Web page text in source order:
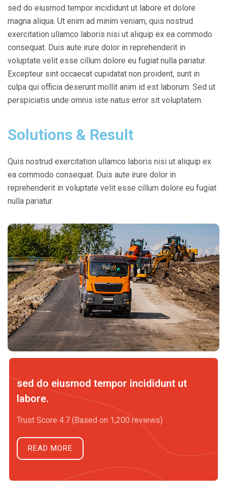
sed do eiusmod tempor incididunt ut labore et dolore
magna aliqua. Ut enim ad minim veniam, quis nostrud
exercitation ullamco laboris nisi ut aliquip ex ea commodo
consequat. Duis aute irure dolor in reprehenderit in
voluptate velit esse cillum dolore eu fugiat nulla pariatur.
Excepteur sint occaecat cupidatat non proident, sunt in
culpa qui officia deserunt mollit anim id est laborum. Sed ut
perspiciatis unde omnis iste natus error sit voluptatem.
Solutions & Result
Quis nostrud exercitation ullamco laboris nisi ut aliquip ex
ea commodo consequat. Duis aute irure dolor in
reprehenderit in voluptate velit esse cillum dolore eu fugiat
nulla pariatur.
sed do eiusmod tempor incididunt ut
labore.
Trust Score 4.7 (Based on 1,200 reviews)
READ MORE